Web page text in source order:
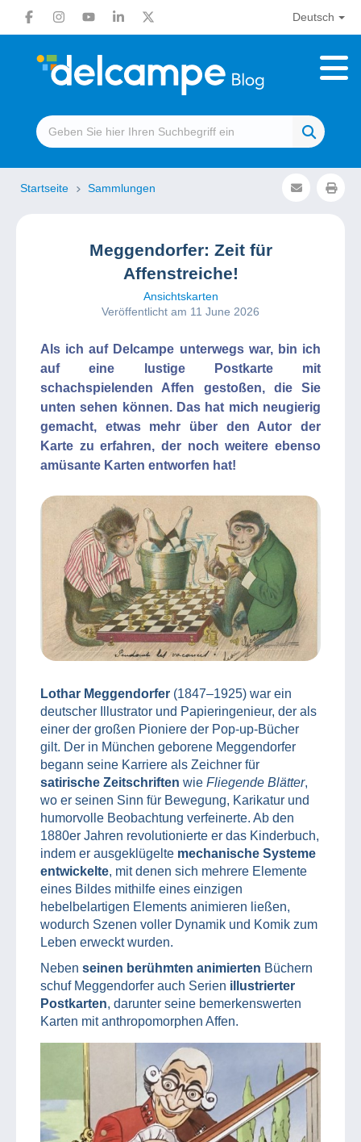
Deutsch
Startseite Sammlungen
Meggendorfer: Zeit für
Affenstreiche!
Ansichtskarten
Veröffentlicht am 11 June 2026
Als ich auf Delcampe unterwegs war, bin ich
auf eine lustige Postkarte mit
schachspielenden Affen gestoßen, die Sie
unten sehen können. Das hat mich neugierig
gemacht, etwas mehr über den Autor der
Karte zu erfahren, der noch weitere ebenso
amüsante Karten entworfen hat!
Lothar Meggendorfer (1847–1925) war ein
deutscher Illustrator und Papieringenieur, der als
einer der großen Pioniere der Pop-up-Bücher
gilt. Der in München geborene Meggendorfer
begann seine Karriere als Zeichner für
satirische Zeitschriften wie Fliegende Blätter,
wo er seinen Sinn für Bewegung, Karikatur und
humorvolle Beobachtung verfeinerte. Ab den
1880er Jahren revolutionierte er das Kinderbuch,
indem er ausgeklügelte mechanische Systeme
entwickelte, mit denen sich mehrere Elemente
eines Bildes mithilfe eines einzigen
hebelbelartigen Elements animieren ließen,
wodurch Szenen voller Dynamik und Komik zum
Leben erweckt wurden.
Neben seinen berühmten animierten Büchern
schuf Meggendorfer auch Serien illustrierter
Postkarten, darunter seine bemerkenswerten
Karten mit anthropomorphen Affen.